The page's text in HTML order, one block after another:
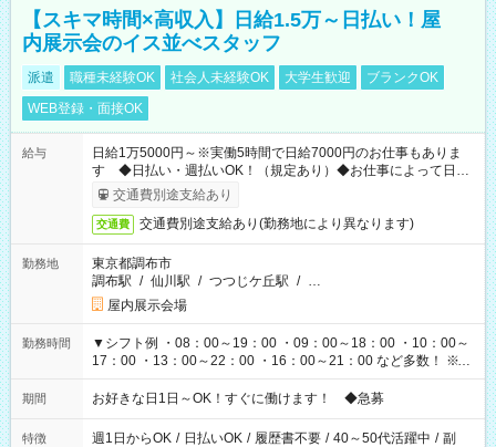
【スキマ時間×高収入】日給1.5万～日払い！屋
内展示会のイス並べスタッフ
派遣 職種未経験OK 社会人未経験OK 大学生歓迎
ブランクOK
WEB登録・面接OK
給与
日給1万5000円～※実働5時間で日給7000円のお仕事もありま
す ◆日払い・週払いOK！（規定あり）◆お仕事によって日給
も異なります
交通費別途支給あり
交通費 交通費別途支給あり(勤務地により異なります)
勤務地
東京都調布市
調布駅 / 仙川駅 / つつじケ丘駅 / …
屋内展示会場
勤務時間
▼シフト例 ・08：00～19：00 ・09：00～18：00 ・10：00～
17：00 ・13：00～22：00 ・16：00～21：00 など多数！ ※お
仕事により勤務時間が異なります
期間 お好きな日1日～OK！すぐに働けます！ ◆急募
特徴 週1日からOK / 日払いOK / 履歴書不要 / 40～50代活躍中 / 副